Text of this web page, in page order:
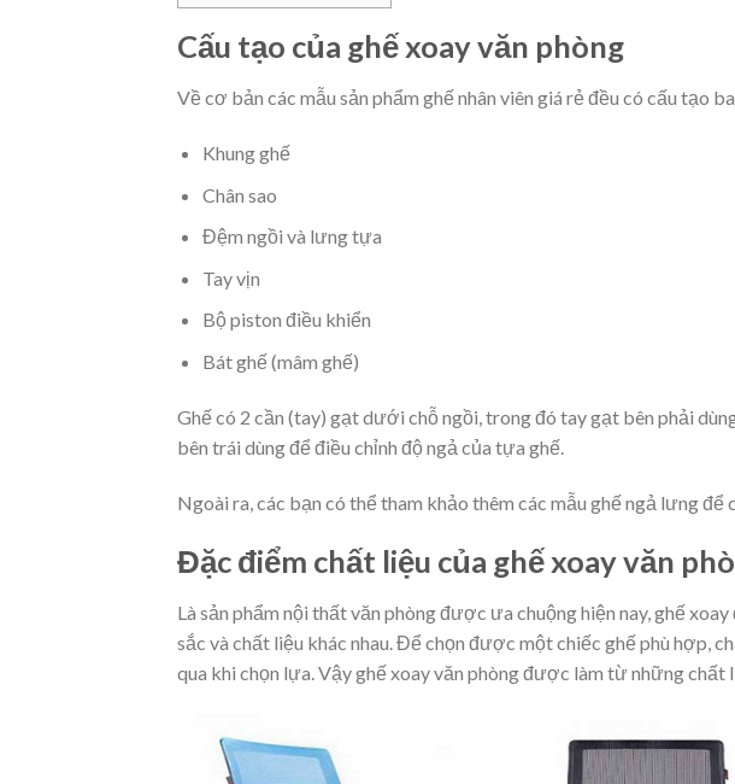
Cấu tạo của ghế xoay văn phòng
Về cơ bản các mẫu sản phẩm ghế nhân viên giá rẻ đều có cấu tạo
Khung ghế
Chân sao
Đệm ngồi và lưng tựa
Tay vịn
Bộ piston điều khiển
Bát ghế (mâm ghế)
Ghế có 2 cần (tay) gạt dưới chỗ ngồi, trong đó tay gạt bên phải
bên trái dùng để điều chỉnh độ ngả của tựa ghế.
Ngoài ra, các bạn có thể tham khảo thêm các mẫu ghế ngả lưng để
Đặc điểm chất liệu của ghế xoay văn
Là sản phẩm nội thất văn phòng được ưa chuộng hiện nay, ghế
sắc và chất liệu khác nhau. Để chọn được một chiếc ghế phù hợp,
qua khi chọn lựa. Vậy ghế xoay văn phòng được làm từ những chất